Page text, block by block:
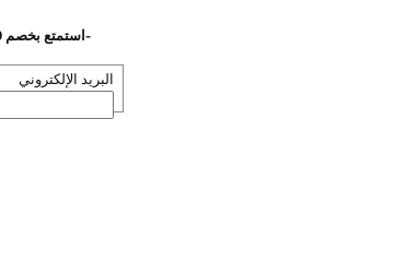
-استمتع بخصم 10% لتسوقك القادم عند اشتراكك في نشرتنا الاخبارية
البريد الإلكتروني